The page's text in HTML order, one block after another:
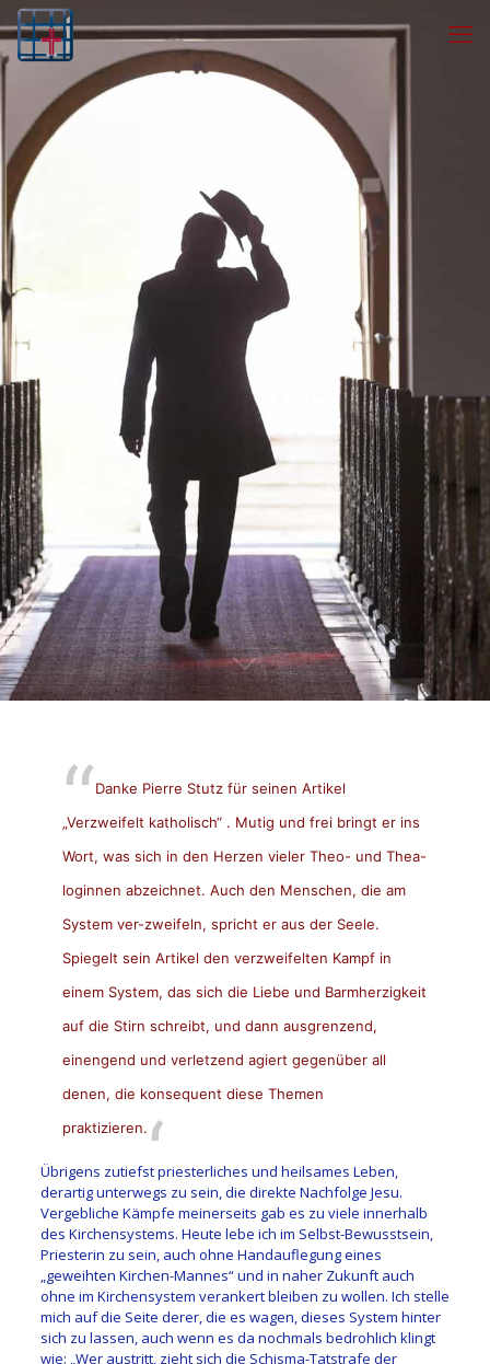
Danke Pierre Stutz für seinen Artikel
„Verzweifelt katholisch“ . Mutig und frei bringt er ins
Wort, was sich in den Herzen vieler Theo- und Thea-
loginnen abzeichnet. Auch den Menschen, die am
System ver-zweifeln, spricht er aus der Seele.
Spiegelt sein Artikel den verzweifelten Kampf in
einem System, das sich die Liebe und Barmherzigkeit
auf die Stirn schreibt, und dann ausgrenzend,
einengend und verletzend agiert gegenüber all
denen, die konsequent diese Themen
praktizieren.
Übrigens zutiefst priesterliches und heilsames Leben,
derartig unterwegs zu sein, die direkte Nachfolge Jesu.
Vergebliche Kämpfe meinerseits gab es zu viele innerhalb
des Kirchensystems. Heute lebe ich im Selbst-Bewusstsein,
Priesterin zu sein, auch ohne Handauflegung eines
„geweihten Kirchen-Mannes“ und in naher Zukunft auch
ohne im Kirchensystem verankert bleiben zu wollen. Ich stelle
mich auf die Seite derer, die es wagen, dieses System hinter
sich zu lassen, auch wenn es da nochmals bedrohlich klingt
wie: „Wer austritt, zieht sich die Schisma-Tatstrafe der